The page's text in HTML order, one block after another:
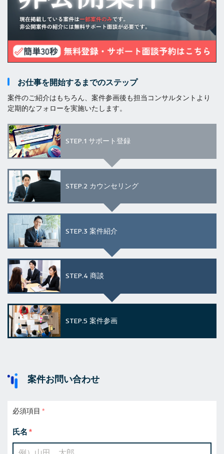
お仕事を開始するまでのステップ
案件のご紹介はもちろん、案件参画後も担当コンサルタントより
定期的なフォローを実施いたします。
STEP.1 サポート登録
STEP.2 カウンセリング
STEP.3 案件紹介
STEP.4 商談
STEP.5 案件参画
案件お問い合わせ
必須項目
氏名